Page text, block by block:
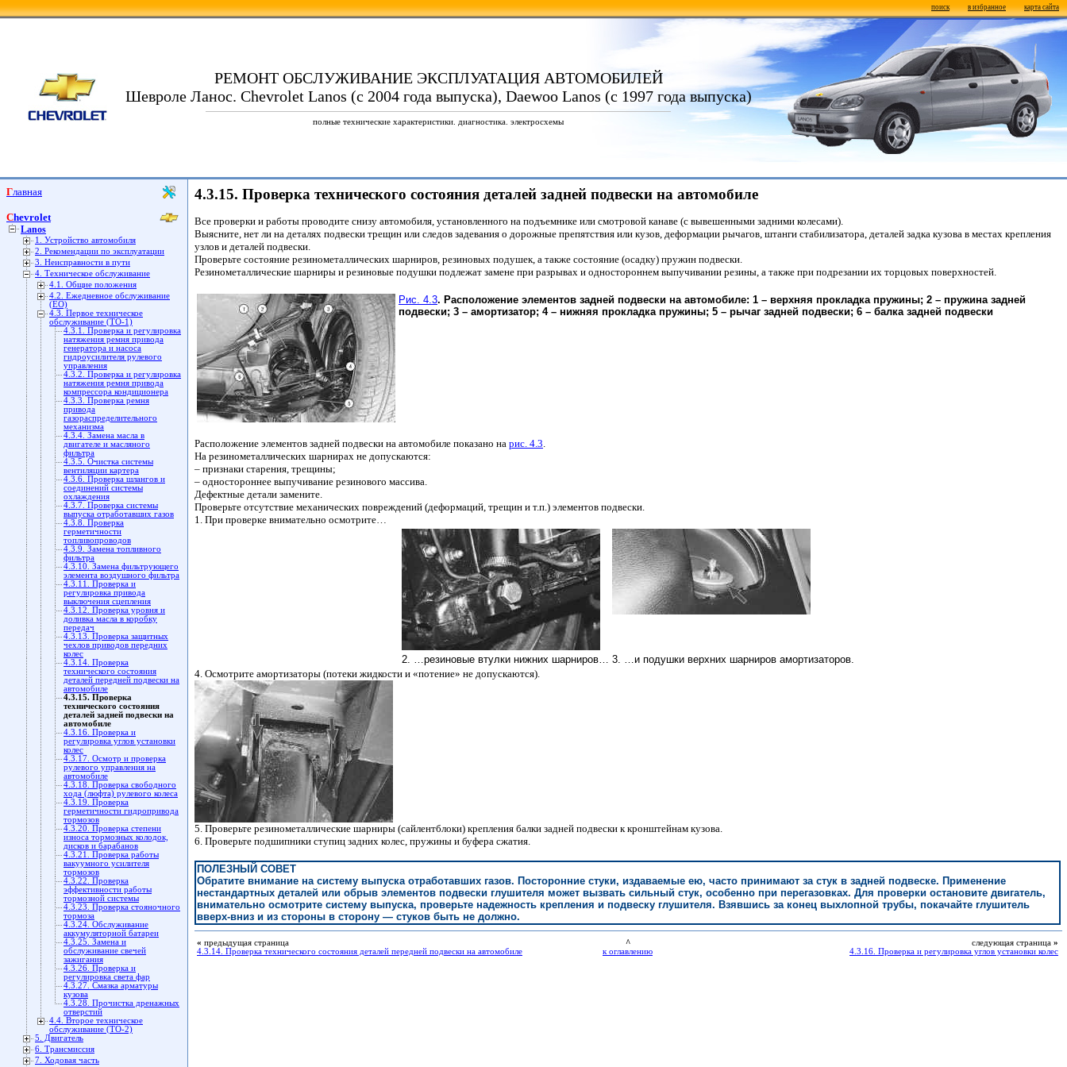
поиск в избранное карта сайта
РЕМОНТ ОБСЛУЖИВАНИЕ ЭКСПЛУАТАЦИЯ АВТОМОБИЛЕЙ
Шевроле Ланос. Chevrolet Lanos (с 2004 года выпуска), Daewoo Lanos (с 1997 года выпуска)
полные технические характеристики. диагностика. электросхемы
Главная
Chevrolet
Lanos
1. Устройство автомобиля
2. Рекомендации по эксплуатации
3. Неисправности в пути
4. Техническое обслуживание
4.1. Общие положения
4.2. Ежедневное обслуживание
(ЕО)
4.3. Первое техническое
обслуживание (ТО-1)
4.3.1. Проверка и регулировка
натяжения ремня привода
генератора и насоса
гидроусилителя рулевого
управления
4.3.2. Проверка и регулировка
натяжения ремня привода
компрессора кондиционера
4.3.3. Проверка ремня
привода
газораспределительного
механизма
4.3.4. Замена масла в
двигателе и масляного
фильтра
4.3.5. Очистка системы
вентиляции картера
4.3.6. Проверка шлангов и
соединений системы
охлаждения
4.3.7. Проверка системы
выпуска отработавших газов
4.3.8. Проверка
герметичности
топливопроводов
4.3.9. Замена топливного
фильтра
4.3.10. Замена фильтрующего
элемента воздушного фильтра
4.3.11. Проверка и
регулировка привода
выключения сцепления
4.3.12. Проверка уровня и
доливка масла в коробку
передач
4.3.13. Проверка защитных
чехлов приводов передних
колес
4.3.14. Проверка
технического состояния
деталей передней подвески на
автомобиле
4.3.15. Проверка
технического состояния
деталей задней подвески на
автомобиле
4.3.16. Проверка и
регулировка углов установки
колес
4.3.17. Осмотр и проверка
рулевого управления на
автомобиле
4.3.18. Проверка свободного
хода (люфта) рулевого колеса
4.3.19. Проверка
герметичности гидропривода
тормозов
4.3.20. Проверка степени
износа тормозных колодок,
дисков и барабанов
4.3.21. Проверка работы
вакуумного усилителя
тормозов
4.3.22. Проверка
эффективности работы
тормозной системы
4.3.23. Проверка стояночного
тормоза
4.3.24. Обслуживание
аккумуляторной батареи
4.3.25. Замена и
обслуживание свечей
зажигания
4.3.26. Проверка и
регулировка света фар
4.3.27. Смазка арматуры
кузова
4.3.28. Прочистка дренажных
отверстий
4.4. Второе техническое
обслуживание (ТО-2)
5. Двигатель
6. Трансмиссия
7. Ходовая часть
4.3.15. Проверка технического состояния деталей задней подвески на автомобиле
Все проверки и работы проводите снизу автомобиля, установленного на подъемнике или смотровой канаве (с вывешенными задними колесами).
Выясните, нет ли на деталях подвески трещин или следов задевания о дорожные препятствия или кузов, деформации рычагов, штанги стабилизатора, деталей задка кузова в местах крепления
узлов и деталей подвески.
Проверьте состояние резинометаллических шарниров, резиновых подушек, а также состояние (осадку) пружин подвески.
Резинометаллические шарниры и резиновые подушки подлежат замене при разрывах и одностороннем выпучивании резины, а также при подрезании их торцовых поверхностей.
Рис. 4.3. Расположение элементов задней подвески на автомобиле: 1 – верхняя прокладка пружины; 2 – пружина задней
подвески; 3 – амортизатор; 4 – нижняя прокладка пружины; 5 – рычаг задней подвески; 6 – балка задней подвески
Расположение элементов задней подвески на автомобиле показано на рис. 4.3.
На резинометаллических шарнирах не допускаются:
– признаки старения, трещины;
– одностороннее выпучивание резинового массива.
Дефектные детали замените.
Проверьте отсутствие механических повреждений (деформаций, трещин и т.п.) элементов подвески.
1. При проверке внимательно осмотрите…
2. …резиновые втулки нижних шарниров… 3. …и подушки верхних шарниров амортизаторов.
4. Осмотрите амортизаторы (потеки жидкости и «потение» не допускаются).
5. Проверьте резинометаллические шарниры (сайлентблоки) крепления балки задней подвески к кронштейнам кузова.
6. Проверьте подшипники ступиц задних колес, пружины и буфера сжатия.
ПОЛЕЗНЫЙ СОВЕТ
Обратите внимание на систему выпуска отработавших газов. Посторонние стуки, издаваемые ею, часто принимают за стук в задней подвеске. Применение
нестандартных деталей или обрыв элементов подвески глушителя может вызвать сильный стук, особенно при перегазовках. Для проверки остановите двигатель,
внимательно осмотрите систему выпуска, проверьте надежность крепления и подвеску глушителя. Взявшись за конец выхлопной трубы, покачайте глушитель
вверх-вниз и из стороны в сторону — стуков быть не должно.
« предыдущая страница
4.3.14. Проверка технического состояния деталей передней подвески на автомобиле
^
к оглавлению
следующая страница »
4.3.16. Проверка и регулировка углов установки колес